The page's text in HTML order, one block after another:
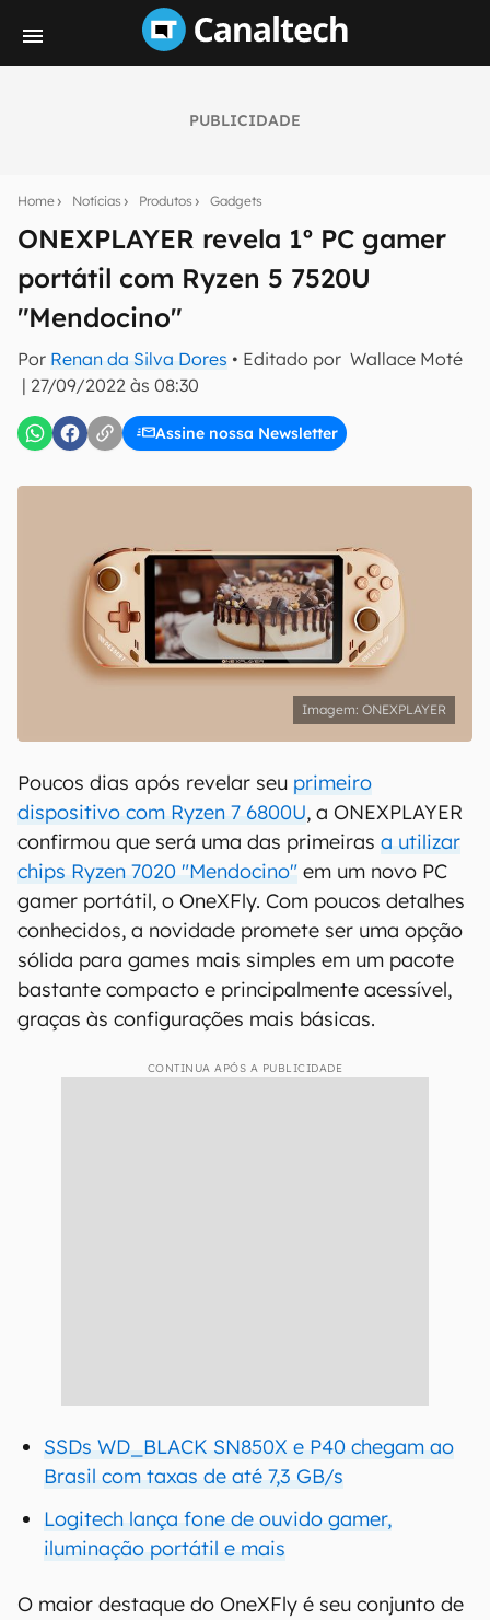
PUBLICIDADE
Home Notícias Produtos Gadgets
ONEXPLAYER revela 1º PC gamer
portátil com Ryzen 5 7520U
"Mendocino"
Por Renan da Silva Dores • Editado por Wallace Moté
| 27/09/2022 às 08:30
Assine nossa Newsletter
notícias e reviews sobre tecnologia em primeira
mão.
E-mail
inscreva-se
Confirmo que li, aceito e concordo com os Termos de
Uso e Política de Privacidade do Canaltech.
ONEXPLAYER
Poucos dias após revelar seu primeiro
dispositivo com Ryzen 7 6800U, a ONEXPLAYER
confirmou que será uma das primeiras a utilizar
chips Ryzen 7020 "Mendocino" em um novo PC
gamer portátil, o OneXFly. Com poucos detalhes
conhecidos, a novidade promete ser uma opção
sólida para games mais simples em um pacote
bastante compacto e principalmente acessível,
graças às configurações mais básicas.
CONTINUA APÓS A PUBLICIDADE
SSDs WD_BLACK SN850X e P40 chegam ao
Brasil com taxas de até 7,3 GB/s
Logitech lança fone de ouvido gamer,
iluminação portátil e mais
O maior destaque do OneXFly é seu conjunto de